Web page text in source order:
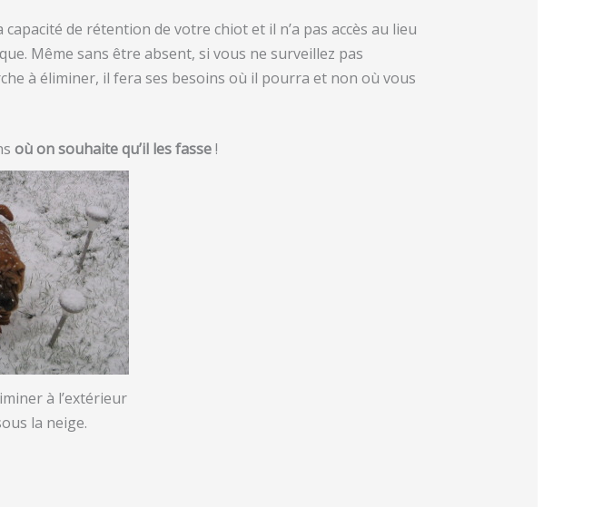
de rétention de votre chiot et il n’a pas accès au lieu
Même sans être absent, si vous ne surveillez pas
à éliminer, il fera ses besoins où il pourra et non où vous
où on souhaite qu’il les fasse!
à l’extérieur
la neige.